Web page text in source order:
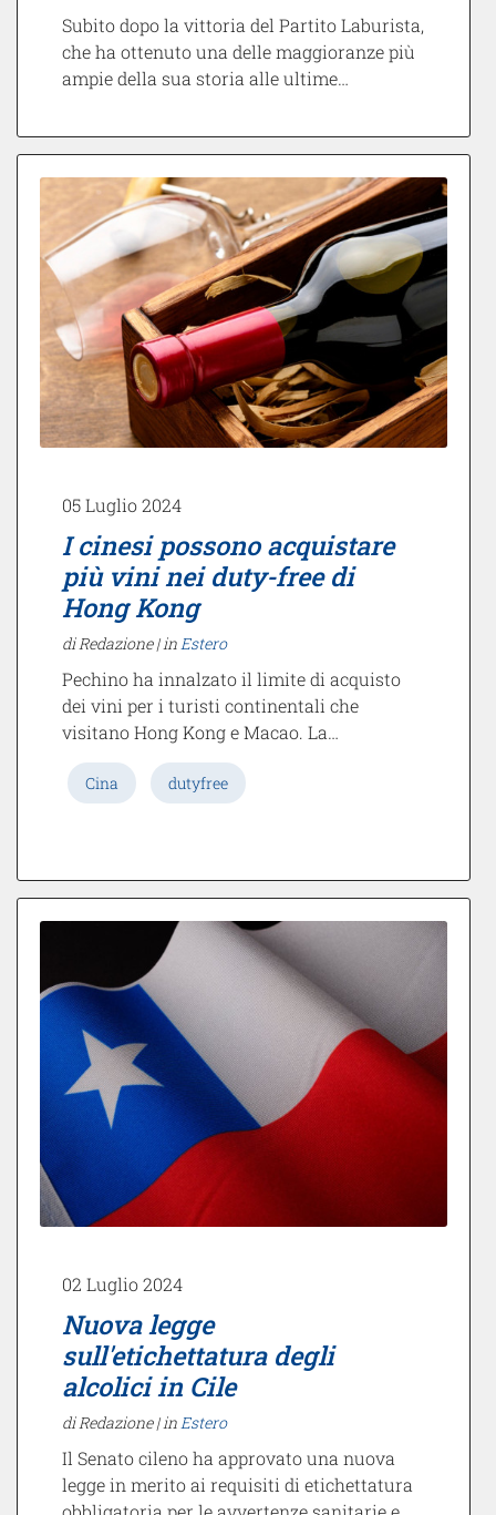
Subito dopo la vittoria del Partito Laburista,
che ha ottenuto una delle maggioranze più
ampie della sua storia alle ultime…
05 Luglio 2024
I cinesi possono acquistare
più vini nei duty-free di
Hong Kong
di Redazione |inEstero
Pechino ha innalzato il limite di acquisto
dei vini per i turisti continentali che
visitano Hong Kong e Macao. La…
Cina dutyfree
02 Luglio 2024
Nuova legge
sull'etichettatura degli
alcolici in Cile
di Redazione |inEstero
Il Senato cileno ha approvato una nuova
legge in merito ai requisiti di etichettatura